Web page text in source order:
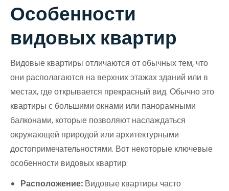
Особенности
видовых квартир
Видовые квартиры отличаются от обычных тем, что
они располагаются на верхних этажах зданий или в
местах, где открывается прекрасный вид. Обычно это
квартиры с большими окнами или панорамными
балконами, которые позволяют наслаждаться
окружающей природой или архитектурными
достопримечательностями. Вот некоторые ключевые
особенности видовых квартир:
Расположение: Видовые квартиры часто